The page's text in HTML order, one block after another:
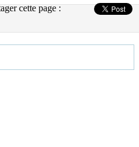
cette page :